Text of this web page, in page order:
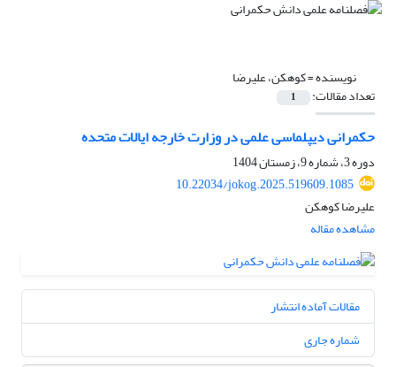
نویسنده =کوهکن، علیرضا
تعداد مقالات: 1
حکمرانی دیپلماسی علمی در وزارت خارجه ایالات متحده
دوره 3، شماره 9، زمستان 1404
10.22034/jokog.2025.519609.1085
علیرضا کوهکن
مشاهده مقاله
مقالات آماده انتشار
شماره جاری